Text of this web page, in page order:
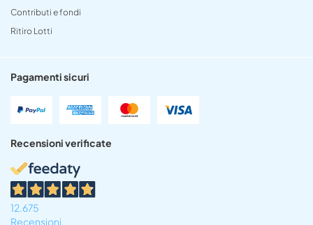
Contributi e fondi
Ritiro Lotti
Pagamenti sicuri
Recensioni verificate
12.675
Recensioni